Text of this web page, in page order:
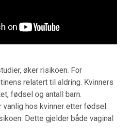
øker risikoen. For
relatert til aldring. Kvinners
fødsel og antall barn.
vanlig hos kvinner etter fødsel.
Dette gjelder både vaginal